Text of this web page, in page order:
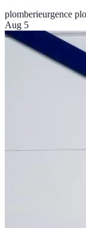
plomberieurgence
Aug 5